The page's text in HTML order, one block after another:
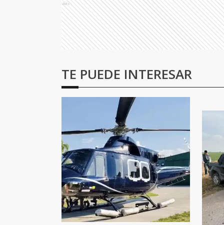
Ads
TE PUEDE INTERESAR